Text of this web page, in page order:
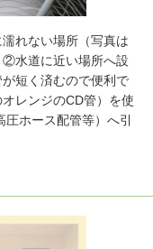
れない場所（写真は
②水道に近い場所へ設
短く済むので便利で
レンジのCD管）を使
ホース配管等）へ引